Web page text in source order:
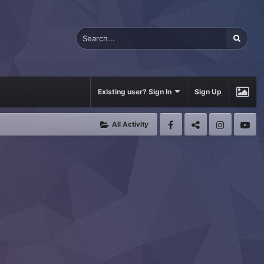
Existing user? Sign In Sign Up
All Activity